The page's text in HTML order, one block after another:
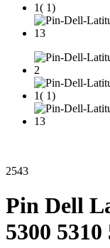
2543
Pin Dell
5300